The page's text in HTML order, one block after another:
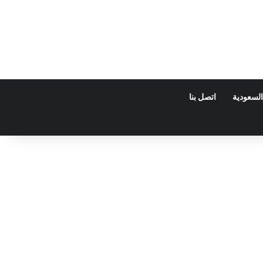
اتصل بنا